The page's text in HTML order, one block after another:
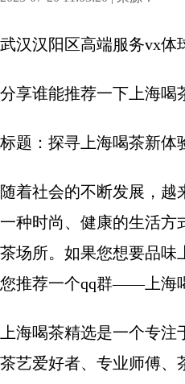
武汉汉阳区高端服务vx体
分享谁能推荐一下上海喝
标题：探寻上海喝茶新体
随着社会的不断发展，
一种时尚、健康的生活方
茶场所。如果您想要品味
您推荐一个qq群——上海
上海喝茶精选是一个专
茶艺爱好者、专业师傅、